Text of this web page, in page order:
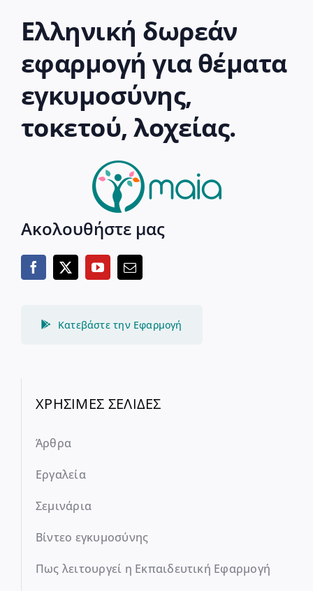
Ελληνική δωρεάν
εφαρμογή για θέματα
εγκυμοσύνης,
τοκετού, λοχείας.
Ακολουθήστε μας
Κατεβάστε την Εφαρμογή
ΧΡΗΣΙΜΕΣ ΣΕΛΙΔΕΣ
Άρθρα
Εργαλεία
Σεμινάρια
Βίντεο εγκυμοσύνης
Πως λειτουργεί η Εκπαιδευτική Εφαρμογή